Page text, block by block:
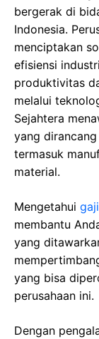
bergerak di
Indonesia.
menciptakan
efisiensi
produktivitas
melalui
Sejahtera
yang
termasuk
material.
Mengetahui
membantu
yang
yang bisa
perusahaan ini.
Dengan